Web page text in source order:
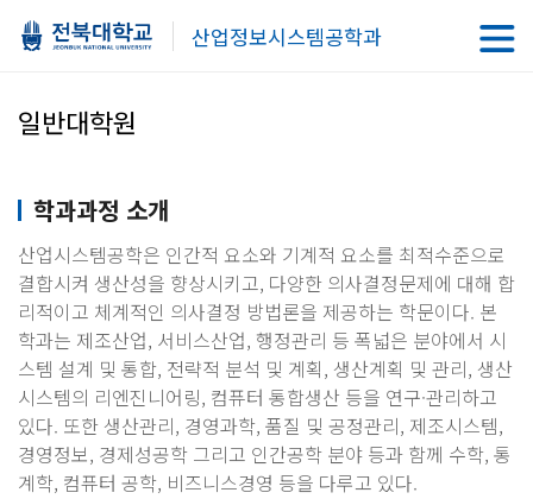
산업정보시스템공학과
일반대학원
학과과정 소개
산업시스템공학은 인간적 요소와 기계적 요소를 최적수준으로
결합시켜 생산성을 향상시키고, 다양한 의사결정문제에 대해 합
리적이고 체계적인 의사결정 방법론을 제공하는 학문이다. 본
학과는 제조산업, 서비스산업, 행정관리 등 폭넓은 분야에서 시
스템 설계 및 통합, 전략적 분석 및 계획, 생산계획 및 관리, 생산
시스템의 리엔진니어링, 컴퓨터 통합생산 등을 연구·관리하고
있다. 또한 생산관리, 경영과학, 품질 및 공정관리, 제조시스템,
경영정보, 경제성공학 그리고 인간공학 분야 등과 함께 수학, 통
계학, 컴퓨터 공학, 비즈니스경영 등을 다루고 있다.